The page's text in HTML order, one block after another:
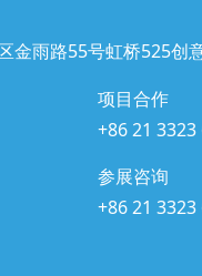
金雨路55号虹桥525创
项目合作
+86 21 3323
参展咨询
+86 21 3323